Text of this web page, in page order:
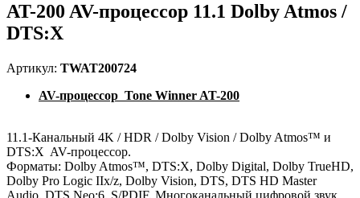
AT-200 AV-процессор 11.1 Dolby Atmos /
DTS:X
Артикул: TWAT200724
AV-процессор Tone Winner AT-200
11.1-Канальный 4K / HDR / Dolby Vision / Dolby Atmos™ и
DTS:X AV-процессор.
Форматы: Dolby Atmos™, DTS:X, Dolby Digital, Dolby TrueHD,
Dolby Pro Logic IIx/z, Dolby Vision, DTS, DTS HD Master